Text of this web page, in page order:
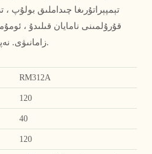
تېمپېراتۇرىغا چىداملىق بولۇپ ،
قۇرۇلمىنى نامايان قىلىدۇ ،
زامانىۋى. نەپىس.
RM312A
120
40
120